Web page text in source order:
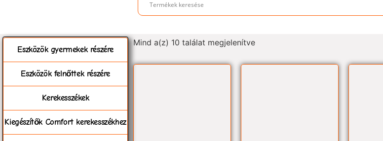
Eszközök gyermekek részére
Eszközök felnőttek részére
Kerekesszékek
Kiegészítők Comfort kerekesszékhez
Mind a(z) 10 találat megjelenítve